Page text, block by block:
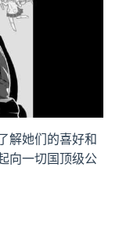
解她们的喜好和
向一切国顶级公